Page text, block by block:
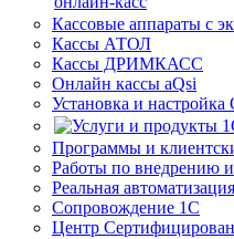
Кассовые аппараты с
Кассы АТОЛ
Кассы ДРИМКАСС
Онлайн кассы aQsi
Установка и
Программы и
Работы по внедрению
Реальная автоматизация
Сопровождение 1С
Центр